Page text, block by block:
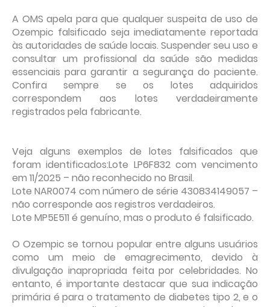
A OMS apela para que qualquer suspeita de uso de
Ozempic falsificado seja imediatamente reportada
às autoridades de saúde locais. Suspender seu uso e
consultar um profissional da saúde são medidas
essenciais para garantir a segurança do paciente.
Confira sempre se os lotes adquiridos
correspondem aos lotes verdadeiramente
registrados pela fabricante.
Veja alguns exemplos de lotes falsificados que
foram identificados:Lote LP6F832 com vencimento
em 11/2025 – não reconhecido no Brasil.
Lote NAR0074 com número de série 430834149057 –
não corresponde aos registros verdadeiros.
Lote MP5E511 é genuíno, mas o produto é falsificado.
O Ozempic se tornou popular entre alguns usuários
como um meio de emagrecimento, devido à
divulgação inapropriada feita por celebridades. No
entanto, é importante destacar que sua indicação
primária é para o tratamento de diabetes tipo 2, e o